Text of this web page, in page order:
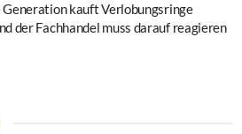
Generation kauft Verlobungsringe
der Fachhandel muss darauf reagieren